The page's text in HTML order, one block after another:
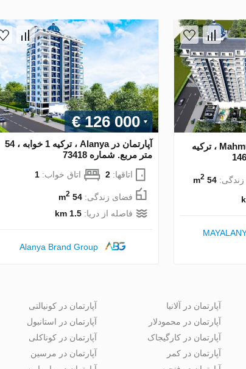
آپارتمان در Mahmutlar ، ترکیه
54 m
2
€ 126 000
آپارتمان در Alanya ، ترکیه 1 خوابه ، 54
متر مربع. شماره 73418
اتاقها: 2 اتاق خواب: 1
فضای زندگی: 54 m
2
فاصله از دریا: 1.5 km
Alanya Brand Group
آپارتمان در آلانیا
آپارتمان در محمودلار
آپارتمان در کارگیجاک
آپارتمان در کمر
آپارتمان در کونیالتی
آپارتمان در استانبول
آپارتمان در کوناکلی
آپارتمان در مرسین